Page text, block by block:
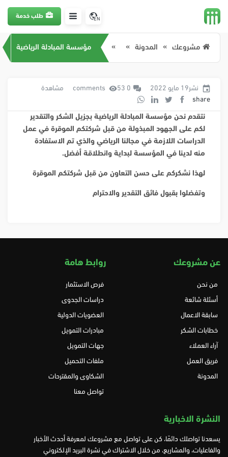
EN طلب خدمة
مشروعك المدونة مؤسسة المبادلة الرياضية
نشر19 مايو 2022 0 comments 53 مشاهدة
share
نتقدم نحن مؤسسة المبادلة الرياضية بجزيل الشكر والتقدير
لكم على الجهود المبذولة من قبل شركتكم الموقرة في عمل
الدراسات اللازمة في مجالنا الرياضي والذي تم الاستفادة
منه لدينا في المؤسسة لبداية وانطلاقة أفضل.
لهذا نشكركم على حسن التعاون من قبل شركتكم الموقرة
وتفضلوا بقبول فائق التقدير والاحترام
عن مشروعك
من نحن
أسئلة شائعة
سابقة الاعمال
خطابات الشكر
آراء العملاء
فريق العمل
المدونة
روابط هامة
فرص الاستثمار
دراسات الجدوى
العضويات الدولية
مبادرات التمويل
جهات التمويل
ملفات التحميل
الشكاوى والمقترحات
تواصل معنا
النشرة الاخبارية
يسعدنا تواصلك دائمًا، كن على تواصل مع مشروعك لمعرفة أحدث الأخبار
والفاعليات، والمشاريع، من خلال الاشتراك في نشرة البريد الإلكتروني